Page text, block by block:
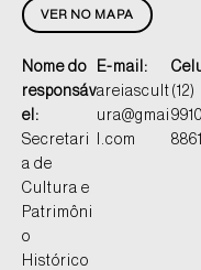
VER NO MAPA
Nome do
responsáv
el:
Secretari
a de
Cultura e
Patrimôni
o
Histórico
E-mail:
areiascult
ura@gmai
l.com
(12)
8861